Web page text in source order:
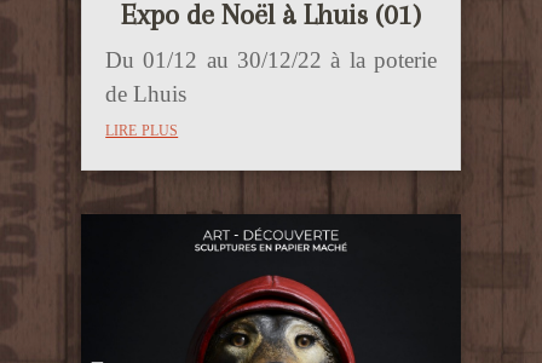
Expo de Noël à Lhuis (01)
Du 01/12 au 30/12/22 à la poterie
de Lhuis
lire plus